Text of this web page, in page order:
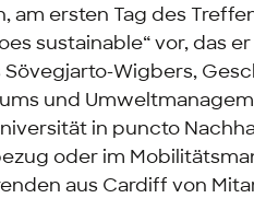
am ersten Tag des
sustainable“vor, das
Sövegjarto-Wigbers,
und Umwelt
in puncto
oder im
aus Cardiff von